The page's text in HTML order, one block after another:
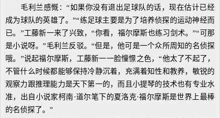
毛利兰感慨：“如果你没有退出足球队的话，现在估计已经
成为球队的英雄了。”“练足球主要是为了培养侦探的运动神经而
已。”工藤新一来了兴致，“你看，福尔摩斯也练习剑术。”“可那
是小说呀。”毛利兰反驳。“但是，他可是一个众所周知的名侦探
哦。”说起福尔摩斯，工藤新一一脸憧憬之色，“他太了不起了，
不管什么时候都能够保持冷静沉着，充满着知性和教养，敏锐的
观察力跟推理能力是天下第一的，而且小提琴的技术也有专业水
准，出自小说家柯南·道尔笔下的夏洛克·福尔摩斯是世界上最棒
的名侦探了。”